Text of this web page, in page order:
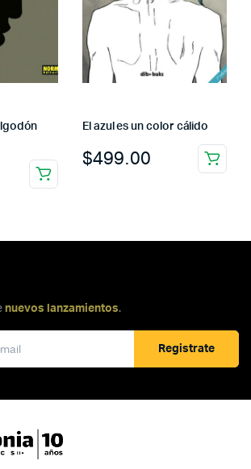
El azul es un color cálido
$499.00
nuevos lanzamientos.
Registrate